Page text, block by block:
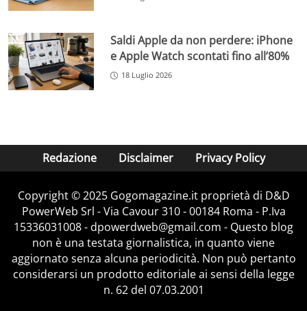
Saldi Apple da non perdere: iPhone
e Apple Watch scontati fino all’80%
18 Luglio 2026
Redazione Disclaimer Privacy Policy
Copyright © 2025 Gogomagazine.it proprietà di D&D
PowerWeb Srl - Via Cavour 310 - 00184 Roma - P.Iva
15336031008 - dpowerdweb@gmail.com - Questo blog
non è una testata giornalistica, in quanto viene
aggiornato senza alcuna periodicità. Non può pertanto
considerarsi un prodotto editoriale ai sensi della legge
n. 62 del 07.03.2001